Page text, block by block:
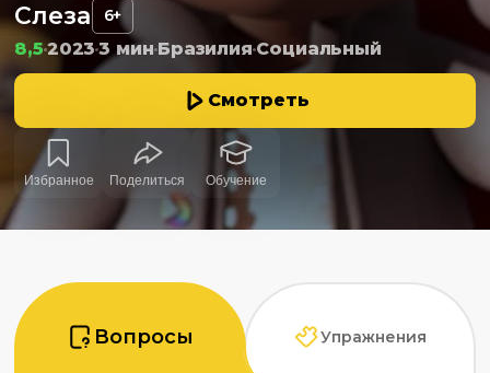
Слеза 6+
8,520233 мин Бразилия Социальный
Смотреть
Избранное Поделиться Обучение
Вопросы Упражнения